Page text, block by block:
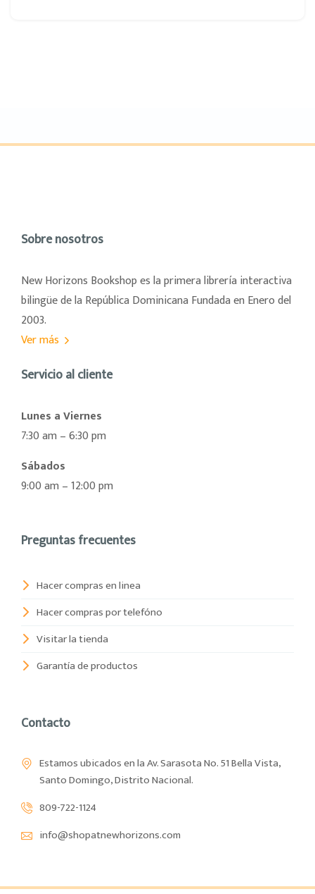
Sobre nosotros
New Horizons Bookshop es la primera librería interactiva
bilingüe de la República Dominicana Fundada en Enero del
2003.
Ver más
Servicio al cliente
Lunes a Viernes
7:30 am – 6:30 pm
Sábados
9:00 am – 12:00 pm
Preguntas frecuentes
Hacer compras en linea
Hacer compras por telefóno
Visitar la tienda
Garantía de productos
Contacto
Estamos ubicados en la Av. Sarasota No. 51 Bella Vista,
Santo Domingo, Distrito Nacional.
809-722-1124
info@shopatnewhorizons.com